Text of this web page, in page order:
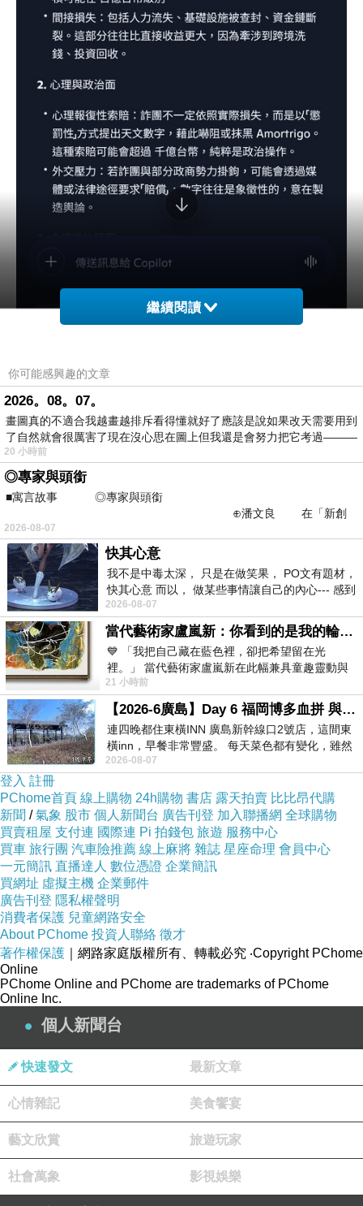
繼續閱讀
你可能感興趣的文章
2026。08。07。
畫圖真的不適合我越畫越排斥看得懂就好了應該是說如果改天需要用到
了自然就會很厲害了現在沒心思在圖上但我還是會努力把它考過———
20 小時前
◎專家與頭銜
■寓言故事 ◎專家與頭銜
⊕潘文良 在「新創
之谷」裡——
2026-08-07
快其心意
我不是中毒太深， 只是在做笑果， PO文有題材，
快其心意 而以， 做某些事情讓自己的內心--- 感到
愉快。
2026-08-07
當代藝術家盧嵐新：你看到的是我的輪廓，還是你的故事？——藏在藍色裡的希望與光
💙 「我把自己藏在藍色裡，卻把希望留在光
裡。」 當代藝術家盧嵐新在此幅兼具童趣靈動與
抽象韻味的新作中，用湛藍的羽翼般色塊包覆著
21 小時前
【2026-6廣島】Day 6 福岡博多血拼 與機場接送少年司機深夜對談
連四晚都住東橫INN 廣島新幹線口2號店，這間東
橫inn，早餐非常豐盛。 每天菜色都有變化，雖然
看到工作人員拿出料理包加熱，但
2026-08-07
登入 註冊
PChome首頁 線上購物 24h購物 書店 露天拍賣 比比昂代購
新聞 /氣象 股市 個人新聞台 廣告刊登 加入聯播網 全球購物
買賣租屋 支付連 國際連 Pi 拍錢包 旅遊 服務中心
買車 旅行團 汽車險推薦 線上麻將 雜誌 星座命理 會員中心
一元簡訊 直播達人 數位憑證 企業簡訊
買網址 虛擬主機 企業郵件
廣告刊登 隱私權聲明
消費者保護 兒童網路安全
About PChome 投資人聯絡 徵才
著作權保護 ｜網路家庭版權所有、轉載必究 ‧Copyright PChome
Online
PChome Online and PChome are trademarks of PChome
Online Inc.
個人新聞台
快速發文 最新文章
心情雜記 美食饗宴
藝文欣賞 旅遊玩家
社會萬象 影視娛樂